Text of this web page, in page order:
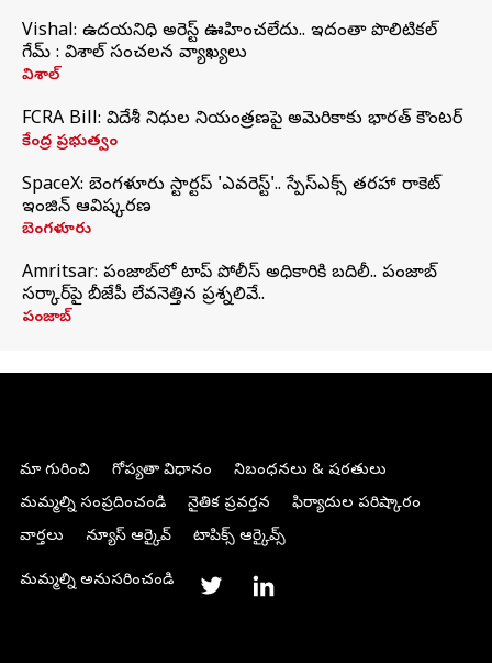
Vishal: ఉదయనిధి అరెస్ట్‌ ఊహించలేదు.. ఇదంతా పొలిటికల్
గేమ్ : విశాల్ సంచలన వ్యాఖ్యలు
విశాల్
FCRA Bill: విదేశీ నిధుల నియంత్రణపై అమెరికాకు భారత్‌ కౌంటర్
కేంద్ర ప్రభుత్వం
SpaceX: బెంగళూరు స్టార్టప్‌ 'ఎవరెస్ట్'.. స్పేస్‌ఎక్స్ తరహా రాకెట్‌
ఇంజిన్‌ ఆవిష్కరణ
బెంగళూరు
Amritsar: పంజాబ్‌లో టాప్ పోలీస్ అధికారికి బదిలీ.. పంజాబ్
సర్కార్‌పై బీజేపీ లేవనెత్తిన ప్రశ్నలివే..
పంజాబ్
మా గురించి గోప్యతా విధానం
నిబంధనలు & షరతులు
మమ్మల్ని సంప్రదించండి
నైతిక ప్రవర్తన
ఫిర్యాదుల పరిష్కారం
వార్తలు
న్యూస్ ఆర్కైవ్ టాపిక్స్ ఆర్కైవ్స్
మమ్మల్ని అనుసరించండి